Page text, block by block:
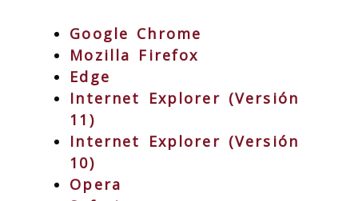
Google Chrome
Mozilla Firefox
Edge
Internet Explorer (Versión
11)
Internet Explorer (Versión
10)
Opera